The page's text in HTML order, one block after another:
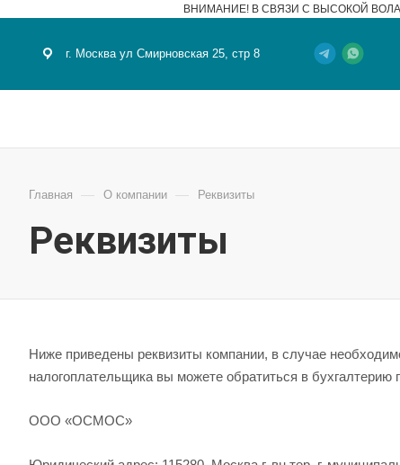
ВНИМАНИЕ! В СВЯЗИ С ВЫСОКОЙ
г. Москва ул Смирновская 25, стр 8
Главная — О компании — Реквизиты
Реквизиты
Ниже приведены реквизиты компании, в случае
налогоплательщика вы можете обратиться в бухгалтерию
ООО «ОСМОС»